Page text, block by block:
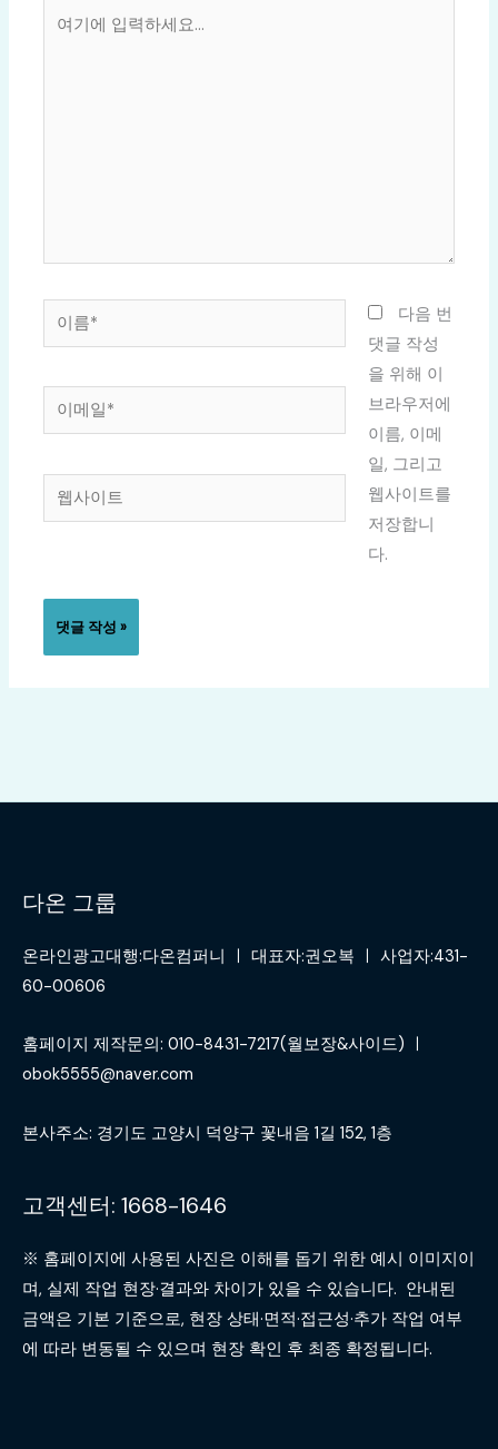
이
름
이
메
웹
사
다음 번
댓글 작성
을 위해 이
브라우저에
이름, 이메
일, 그리고
웹사이트를
저장합니
다.
다온 그룹
온라인광고대행:다온컴퍼니 ㅣ 대표자:권오복 ㅣ 사업자:431-
60-00606
홈페이지 제작문의: 010-8431-7217(월보장&사이드) ㅣ
obok5555@naver.com
본사주소: 경기도 고양시 덕양구 꽃내음 1길 152, 1층
고객센터: 1668-1646
※ 홈페이지에 사용된 사진은 이해를 돕기 위한 예시 이미지이
며, 실제 작업 현장·결과와 차이가 있을 수 있습니다. 안내된
금액은 기본 기준으로, 현장 상태·면적·접근성·추가 작업 여부
에 따라 변동될 수 있으며 현장 확인 후 최종 확정됩니다.